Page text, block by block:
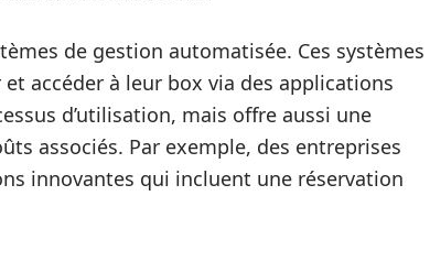
de gestion automatisée. Ces systèmes
accéder à leur box via des applications
d’utilisation, mais offre aussi une
associés. Par exemple, des entreprises
innovantes qui incluent une réservation